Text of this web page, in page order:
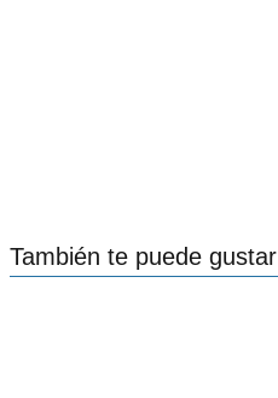
También te puede gustar